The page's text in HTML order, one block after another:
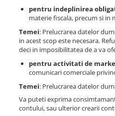
pentru indeplinirea
materie fiscala, precum si in
Temei: Prelucrarea datelor
in acest scop este necesara.
deci in imposibilitatea de a va
pentru activitati de
comunicari comerciale
Temei: Prelucrarea datelor
Va puteti exprima
contului, sau ulterior crearii